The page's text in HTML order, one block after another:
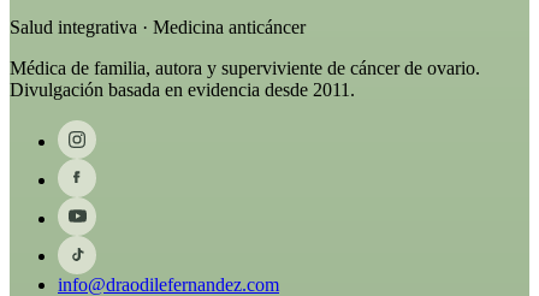
Salud integrativa · Medicina anticáncer
Médica de familia, autora y superviviente de cáncer de ovario.
Divulgación basada en evidencia desde 2011.
info@draodilefernandez.com